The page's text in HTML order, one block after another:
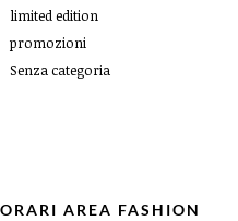
limited edition
promozioni
Senza categoria
ORARI AREA FASHION